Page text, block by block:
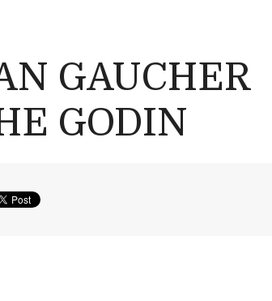
GAUCHER ❘
GODIN